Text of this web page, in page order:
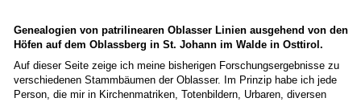
Genealogien von patrilinearen Oblasser Linien ausgehend von den
Höfen auf dem Oblassberg in St. Johann im Walde in Osttirol.
Auf dieser Seite zeige ich meine bisherigen Forschungsergebnisse zu
verschiedenen Stammbäumen der Oblasser. Im Prinzip habe ich jede
Person, die mir in Kirchenmatriken, Totenbildern, Urbaren, diversen